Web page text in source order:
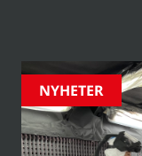
NYHETER